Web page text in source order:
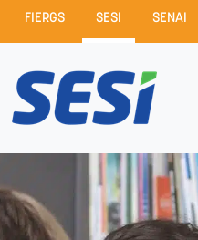
FIERGS SESI SENAI